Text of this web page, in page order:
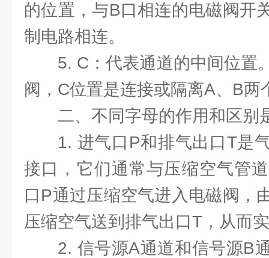
的位置，与B口相连的电磁阀开
制电路相连。
5. C：代表通道的中间位置
阀，C位置是连接或隔离A、B两
二、不同字母的作用和区别
1. 进气口P和排气出口T是
接口，它们通常与压缩空气管
口P通过压缩空气进入电磁阀，
压缩空气送到排气出口T，从而
2. 信号源A通道和信号源B